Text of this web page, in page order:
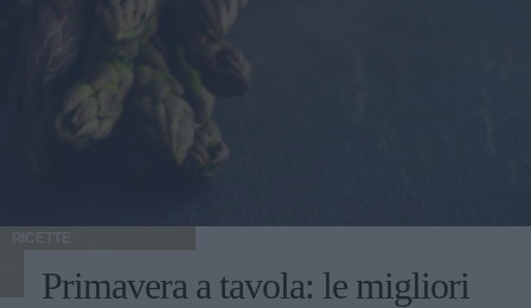
RICETTE
Primavera a tavola: le migliori